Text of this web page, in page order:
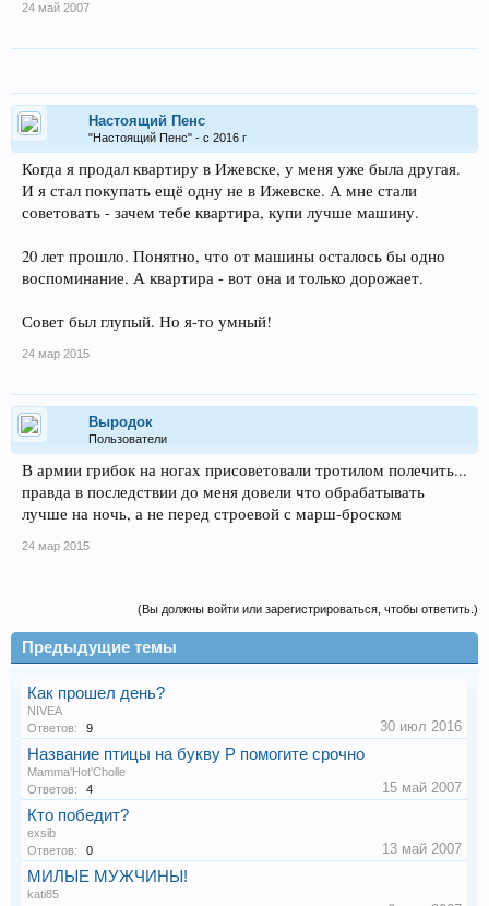
24 май 2007
Настоящий Пенс
"Настоящий Пенс" - с 2016 г
Когда я продал квартиру в Ижевске, у меня уже была другая.
И я стал покупать ещё одну не в Ижевске. А мне стали
советовать - зачем тебе квартира, купи лучше машину.
20 лет прошло. Понятно, что от машины осталось бы одно
воспоминание. А квартира - вот она и только дорожает.
Совет был глупый. Но я-то умный!
24 мар 2015
Выродок
Пользователи
В армии грибок на ногах присоветовали тротилом полечить...
правда в последствии до меня довели что обрабатывать
лучше на ночь, а не перед строевой с марш-броском
24 мар 2015
(Вы должны войти или зарегистрироваться, чтобы ответить.)
Предыдущие темы
Как прошел день?
NIVEA
Ответов:
9 30 июл 2016
Название птицы на букву Р помогите срочно
Mamma'Hot'Cholle
Ответов:
4 15 май 2007
Кто победит?
exsib
Ответов:
0 13 май 2007
МИЛЫЕ МУЖЧИНЫ!
kati85